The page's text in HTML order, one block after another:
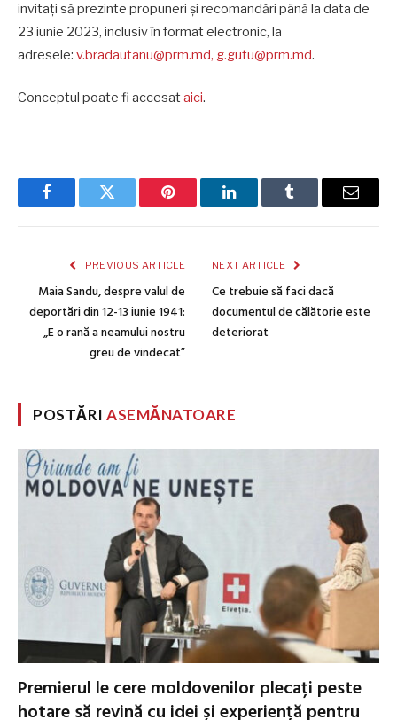
invitați să prezinte propuneri și recomandări până la data de
23 iunie 2023, inclusiv în format electronic, la
adresele: v.bradautanu@prm.md, g.gutu@prm.md.
Conceptul poate fi accesat aici.
FacebookTwitter Pinterest LinkedInTumblr Email
PREVIOUS ARTICLE
Maia Sandu, despre valul de
deportări din 12-13 iunie 1941:
„E o rană a neamului nostru
greu de vindecat”
NEXT ARTICLE
Ce trebuie să faci dacă
documentul de călătorie este
deteriorat
POSTĂRIASEMĂNATOARE
Premierul le cere moldovenilor plecați peste
hotare să revină cu idei și experiență pentru